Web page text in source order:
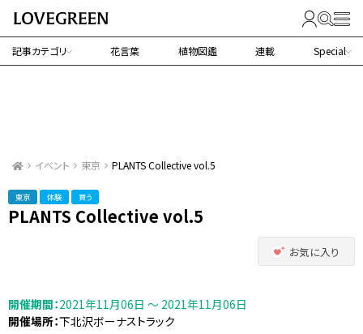
記事カテゴリ 花言葉 植物図鑑 連載 Special
イベント 東京 PLANTS Collective vol.5
東京 体験 買う
PLANTS Collective vol.5
お気に入り
開催期間：2021年11月06日 〜 2021年11月06日
開催場所：下北沢ボーナストラック